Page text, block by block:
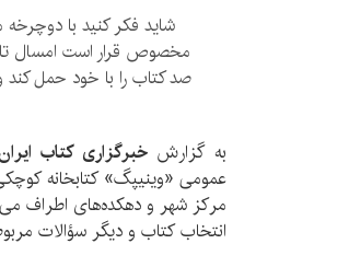
شاید فکر کنید با
مخصوص قرار است امسال
صد کتاب را با خود حمل کند و
به گزارشخبرگزاری کتاب
مرکز شهر و دهکده‌های اطراف
انتخاب کتاب و دیگر سؤالات